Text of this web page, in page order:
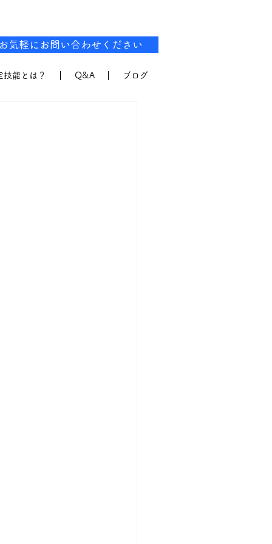
気軽にお問い合わせください
技能とは？ Q&A ブログ